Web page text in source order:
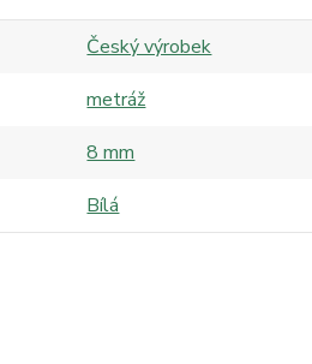
Český výrobek
metráž
8 mm
Bílá